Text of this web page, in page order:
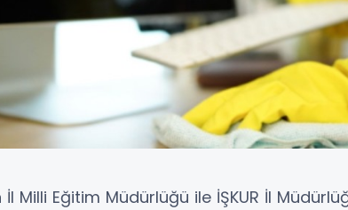
İl Milli Eğitim Müdürlüğü ile İŞKUR İl